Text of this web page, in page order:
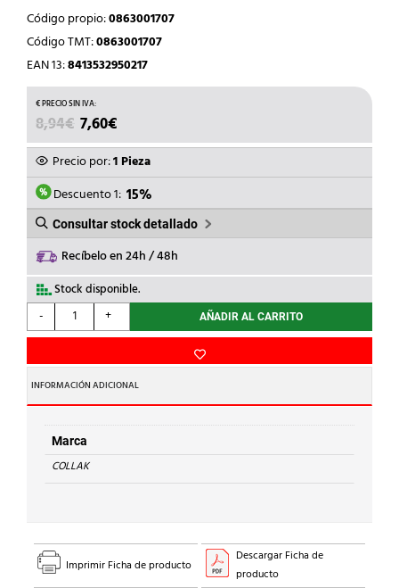
Código propio:0863001707
Código TMT:0863001707
EAN 13:8413532950217
8,94€ EL
PRECIO
ORIGINAL
ERA:
8,94€.
7,60€
PRECIO
ACTUAL
ES:
7,60€.
Precio por:1 Pieza
Descuento 1: 15%
Consultar stock detallado
Recíbelo en 24h / 48h
Stock disponible.
-
COLLAK
-
EPOXY-
TOT
114g
P/FONT.
cantidad
+ AÑADIR AL CARRITO
INFORMACIÓN ADICIONAL
Marca
COLLAK
Imprimir Ficha de producto
Descargar Ficha de
producto